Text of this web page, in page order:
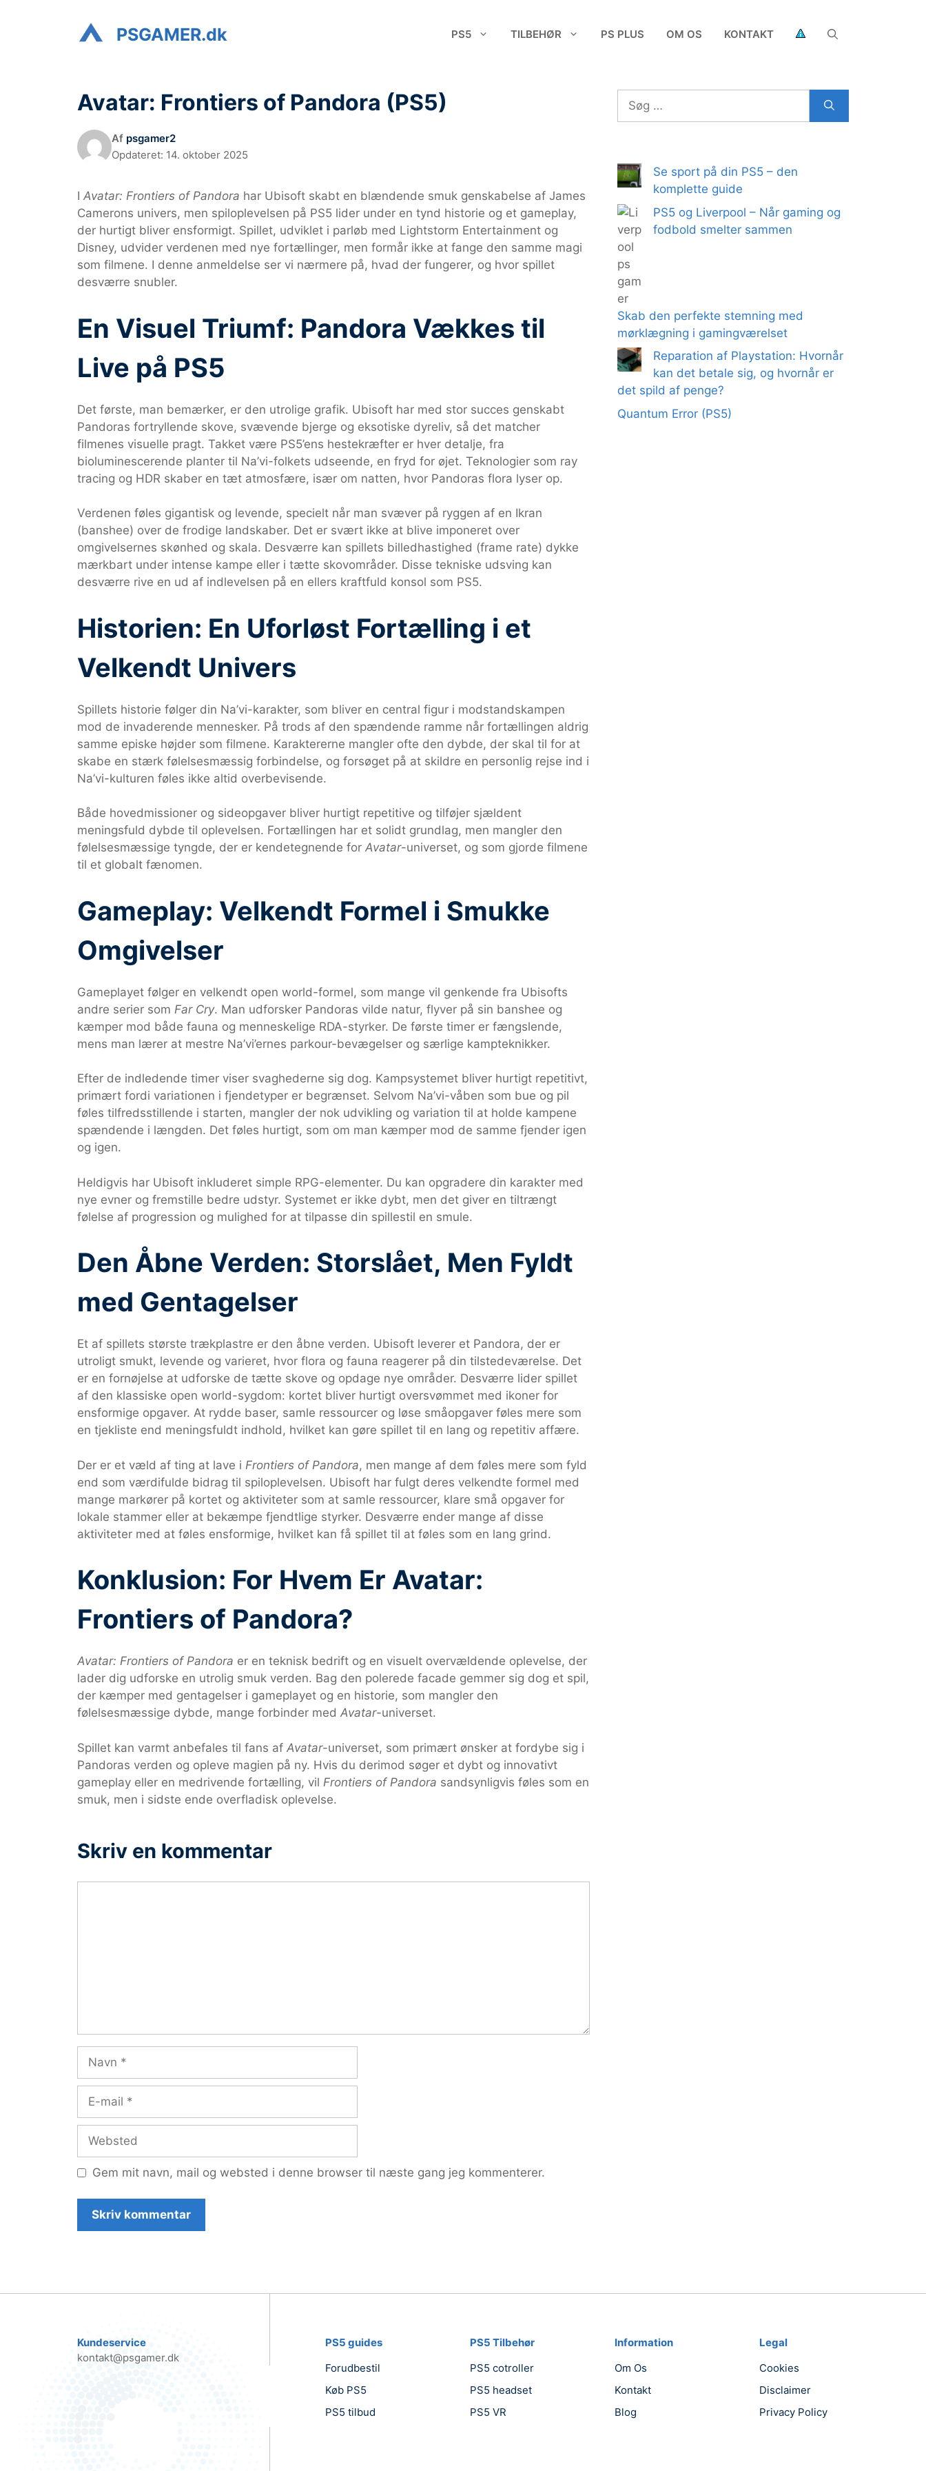
PSGAMER.dk PS5 TILBEHØR PS PLUS OM OS KONTAKT
Avatar: Frontiers of Pandora (PS5)
Af psgamer2
Opdateret: 14. oktober 2025
I Avatar: Frontiers of Pandora har Ubisoft skabt en blændende smuk genskabelse af James
Camerons univers, men spiloplevelsen på PS5 lider under en tynd historie og et gameplay,
der hurtigt bliver ensformigt. Spillet, udviklet i parløb med Lightstorm Entertainment og
Disney, udvider verdenen med nye fortællinger, men formår ikke at fange den samme magi
som filmene. I denne anmeldelse ser vi nærmere på, hvad der fungerer, og hvor spillet
desværre snubler.
En Visuel Triumf: Pandora Vækkes til
Live på PS5
Det første, man bemærker, er den utrolige grafik. Ubisoft har med stor succes genskabt
Pandoras fortryllende skove, svævende bjerge og eksotiske dyreliv, så det matcher
filmenes visuelle pragt. Takket være PS5’ens hestekræfter er hver detalje, fra
bioluminescerende planter til Na’vi-folkets udseende, en fryd for øjet. Teknologier som ray
tracing og HDR skaber en tæt atmosfære, især om natten, hvor Pandoras flora lyser op.
Verdenen føles gigantisk og levende, specielt når man svæver på ryggen af en Ikran
(banshee) over de frodige landskaber. Det er svært ikke at blive imponeret over
omgivelsernes skønhed og skala. Desværre kan spillets billedhastighed (frame rate) dykke
mærkbart under intense kampe eller i tætte skovområder. Disse tekniske udsving kan
desværre rive en ud af indlevelsen på en ellers kraftfuld konsol som PS5.
Historien: En Uforløst Fortælling i et
Velkendt Univers
Spillets historie følger din Na’vi-karakter, som bliver en central figur i modstandskampen
mod de invaderende mennesker. På trods af den spændende ramme når fortællingen aldrig
samme episke højder som filmene. Karaktererne mangler ofte den dybde, der skal til for at
skabe en stærk følelsesmæssig forbindelse, og forsøget på at skildre en personlig rejse ind i
Na’vi-kulturen føles ikke altid overbevisende.
Både hovedmissioner og sideopgaver bliver hurtigt repetitive og tilføjer sjældent
meningsfuld dybde til oplevelsen. Fortællingen har et solidt grundlag, men mangler den
følelsesmæssige tyngde, der er kendetegnende for Avatar-universet, og som gjorde filmene
til et globalt fænomen.
Gameplay: Velkendt Formel i Smukke
Omgivelser
Gameplayet følger en velkendt open world-formel, som mange vil genkende fra Ubisofts
andre serier som Far Cry. Man udforsker Pandoras vilde natur, flyver på sin banshee og
kæmper mod både fauna og menneskelige RDA-styrker. De første timer er fængslende,
mens man lærer at mestre Na’vi’ernes parkour-bevægelser og særlige kampteknikker.
Efter de indledende timer viser svaghederne sig dog. Kampsystemet bliver hurtigt repetitivt,
primært fordi variationen i fjendetyper er begrænset. Selvom Na’vi-våben som bue og pil
føles tilfredsstillende i starten, mangler der nok udvikling og variation til at holde kampene
spændende i længden. Det føles hurtigt, som om man kæmper mod de samme fjender igen
og igen.
Heldigvis har Ubisoft inkluderet simple RPG-elementer. Du kan opgradere din karakter med
nye evner og fremstille bedre udstyr. Systemet er ikke dybt, men det giver en tiltrængt
følelse af progression og mulighed for at tilpasse din spillestil en smule.
Den Åbne Verden: Storslået, Men Fyldt
med Gentagelser
Et af spillets største trækplastre er den åbne verden. Ubisoft leverer et Pandora, der er
utroligt smukt, levende og varieret, hvor flora og fauna reagerer på din tilstedeværelse. Det
er en fornøjelse at udforske de tætte skove og opdage nye områder. Desværre lider spillet
af den klassiske open world-sygdom: kortet bliver hurtigt oversvømmet med ikoner for
ensformige opgaver. At rydde baser, samle ressourcer og løse småopgaver føles mere som
en tjekliste end meningsfuldt indhold, hvilket kan gøre spillet til en lang og repetitiv affære.
Der er et væld af ting at lave i Frontiers of Pandora, men mange af dem føles mere som fyld
end som værdifulde bidrag til spiloplevelsen. Ubisoft har fulgt deres velkendte formel med
mange markører på kortet og aktiviteter som at samle ressourcer, klare små opgaver for
lokale stammer eller at bekæmpe fjendtlige styrker. Desværre ender mange af disse
aktiviteter med at føles ensformige, hvilket kan få spillet til at føles som en lang grind.
Konklusion: For Hvem Er Avatar:
Frontiers of Pandora?
Avatar: Frontiers of Pandora er en teknisk bedrift og en visuelt overvældende oplevelse, der
lader dig udforske en utrolig smuk verden. Bag den polerede facade gemmer sig dog et spil,
der kæmper med gentagelser i gameplayet og en historie, som mangler den
følelsesmæssige dybde, mange forbinder med Avatar-universet.
Spillet kan varmt anbefales til fans af Avatar-universet, som primært ønsker at fordybe sig i
Pandoras verden og opleve magien på ny. Hvis du derimod søger et dybt og innovativt
gameplay eller en medrivende fortælling, vil Frontiers of Pandora sandsynligvis føles som en
smuk, men i sidste ende overfladisk oplevelse.
Skriv en kommentar
mail
Gem mit navn, mail og websted i denne browser til næste gang jeg kommenterer.
Søg
efter:
Se sport på din PS5 – den
komplette guide
PS5 og Liverpool – Når gaming og
fodbold smelter sammen
Skab den perfekte stemning med
mørklægning i gamingværelset
Reparation af Playstation: Hvornår
kan det betale sig, og hvornår er
det spild af penge?
Quantum Error (PS5)
Kundeservice
kontakt@psgamer.dk
PS5 guides
Forudbestil
Køb PS5
PS5 tilbud
PS5 Tilbehør
PS5 cotroller
PS5 headset
PS5 VR
Information
Om Os
Kontakt
Blog
Legal
Cookies
Disclaimer
Privacy Policy